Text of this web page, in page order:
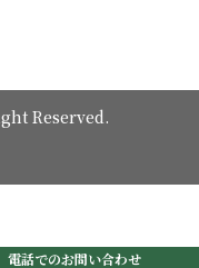
電話でのお問い合わせ
Reserved.